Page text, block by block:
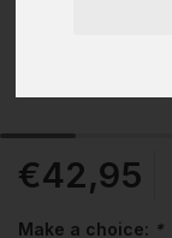
€42,95
Make a choice: *